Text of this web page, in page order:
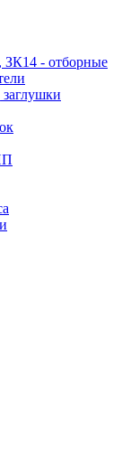
ЗК14 - отборные